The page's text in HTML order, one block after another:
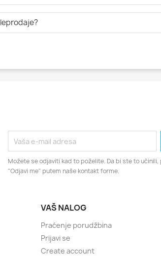
Možete se odjaviti kad to poželite. Da bi ste to
"Odjavi me" putem naše kontakt forme.
VAŠ NALOG
Praćenje porudžbina
Prijavi se
Create account